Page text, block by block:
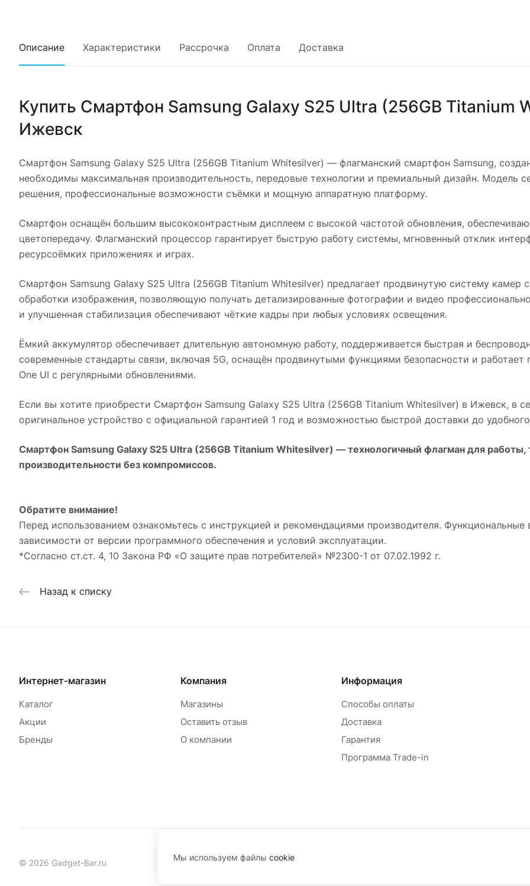
Описание Характеристики Рассрочка Оплата Доставка
Купить Смартфон Samsung Galaxy S25 Ultra (256GB Titanium
Ижевск
Смартфон Samsung Galaxy S25 Ultra (256GB Titanium Whitesilver) — флагманский смартфон Samsung,
необходимы максимальная производительность, передовые технологии и премиальный дизайн. Модель
решения, профессиональные возможности съёмки и мощную аппаратную платформу.
Смартфон оснащён большим высококонтрастным дисплеем с высокой частотой обновления,
цветопередачу. Флагманский процессор гарантирует быструю работу системы, мгновенный отклик
ресурсоёмких приложениях и играх.
Смартфон Samsung Galaxy S25 Ultra (256GB Titanium Whitesilver) предлагает продвинутую систему камер
обработки изображения, позволяющую получать детализированные фотографии и видео
и улучшенная стабилизация обеспечивают чёткие кадры при любых условиях освещения.
Ёмкий аккумулятор обеспечивает длительную автономную работу, поддерживается быстрая и
современные стандарты связи, включая 5G, оснащён продвинутыми функциями безопасности и
One UI с регулярными обновлениями.
Если вы хотите приобрести Смартфон Samsung Galaxy S25 Ultra (256GB Titanium Whitesilver) в Ижевск, в
оригинальное устройство с официальной гарантией 1 год и возможностью быстрой доставки до
Смартфон Samsung Galaxy S25 Ultra (256GB Titanium Whitesilver) — технологичный флагман для работы,
производительности без компромиссов.
Обратите внимание!
Перед использованием ознакомьтесь с инструкцией и рекомендациями производителя. Функциональные
зависимости от версии программного обеспечения и условий эксплуатации.
*Согласно ст.ст. 4, 10 Закона РФ «О защите прав потребителей» №2300-1 от 07.02.1992 г.
Назад к списку
Интернет-магазин
Каталог
Акции
Бренды
Компания
Магазины
Оставить отзыв
О компании
Информация
Способы оплаты
Доставка
Гарантия
Программа Trade-in
© 2026 Gadget-Bar.ru
Мы используем файлы cookie